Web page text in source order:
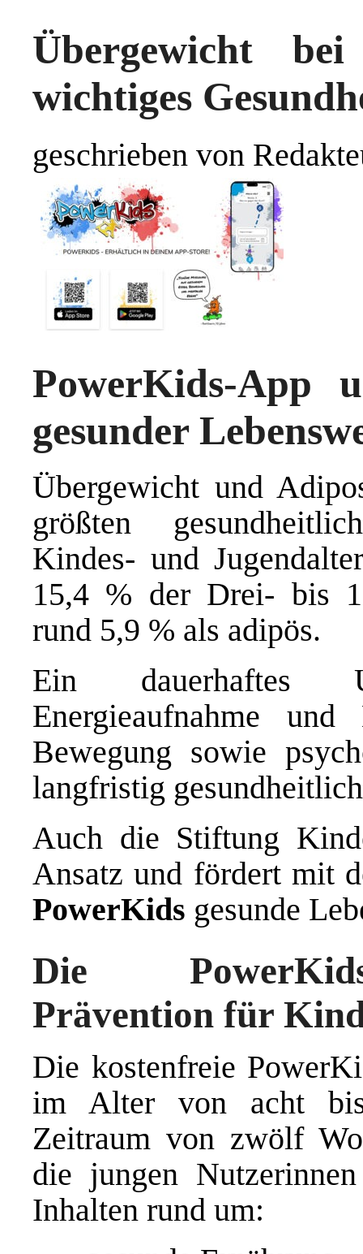
Übergewicht
wichtiges
geschrieben von
PowerKids-App
gesunder
Übergewicht und
größten
Kindes- und
15,4 % der Drei- bis
rund 5,9 % als adipös.
Ein dauerhaftes
Energieaufnahme
Bewegung sowie
langfristig
Auch die Stiftung
Ansatz und fördert mit
PowerKids gesunde
Die
Prävention für
Die kostenfreie
im Alter von acht
Zeitraum von zwölf
die jungen
Inhalten rund um: